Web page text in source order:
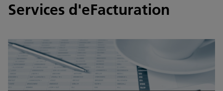
Services d'eFacturation